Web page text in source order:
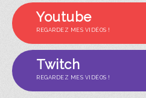
Youtube
REGARDEZ MES VIDÉOS !
Twitch
REGARDEZ MES VIDÉOS !